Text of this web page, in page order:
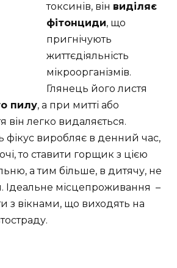
токсинів, він виділяє
фітонциди, що
пригнічують
життєдіяльність
мікроорганізмів.
Глянець його листя
пилу, а при митті або
він легко видаляється.
фікус виробляє в денний час,
то ставити горщик з цією
а тим більше, в дитячу, не
Ідеальне місцепроживання –
з вікнами, що виходять на